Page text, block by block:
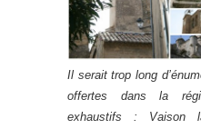
Il serait trop long
offertes dans la
exhaustifs : Vaison